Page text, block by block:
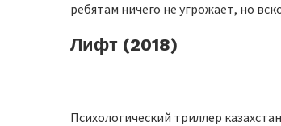
ребятам ничего не угрожает, но
Лифт (2018)
Психологический триллер